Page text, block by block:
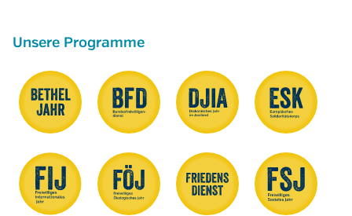
Unsere Programme